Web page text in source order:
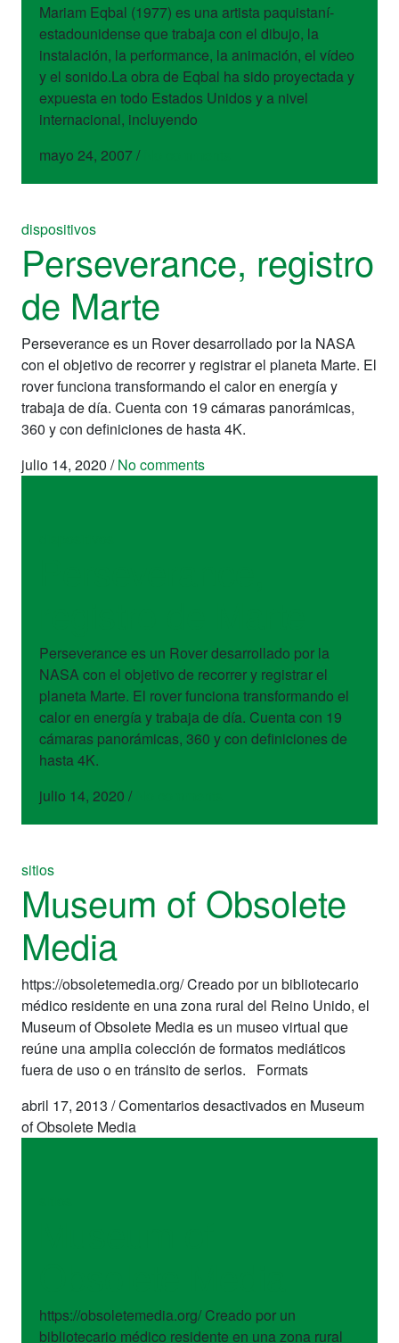
Mariam Eqbal (1977) es una artista paquistaní-
estadounidense que trabaja con el dibujo, la
instalación, la performance, la animación, el vídeo
y el sonido.La obra de Eqbal ha sido proyectada y
expuesta en todo Estados Unidos y a nivel
internacional, incluyendo
mayo 24, 2007/
dispositivos
Perseverance, registro
de Marte
Perseverance es un Rover desarrollado por la NASA
con el objetivo de recorrer y registrar el planeta Marte. El
rover funciona transformando el calor en energía y
trabaja de día. Cuenta con 19 cámaras panorámicas,
360 y con definiciones de hasta 4K.
julio 14, 2020 / No comments
Perseverance es un Rover desarrollado por la
NASA con el objetivo de recorrer y registrar el
planeta Marte. El rover funciona transformando el
calor en energía y trabaja de día. Cuenta con 19
cámaras panorámicas, 360 y con definiciones de
hasta 4K.
julio 14, 2020 /
sitios
Museum of Obsolete
Media
https://obsoletemedia.org/ Creado por un bibliotecario
médico residente en una zona rural del Reino Unido, el
Museum of Obsolete Media es un museo virtual que
reúne una amplia colección de formatos mediáticos
fuera de uso o en tránsito de serlos. Formats
abril 17, 2013 /Comentarios desactivadosen Museum
of Obsolete Media
https://obsoletemedia.org/ Creado por un
bibliotecario médico residente en una zona rural